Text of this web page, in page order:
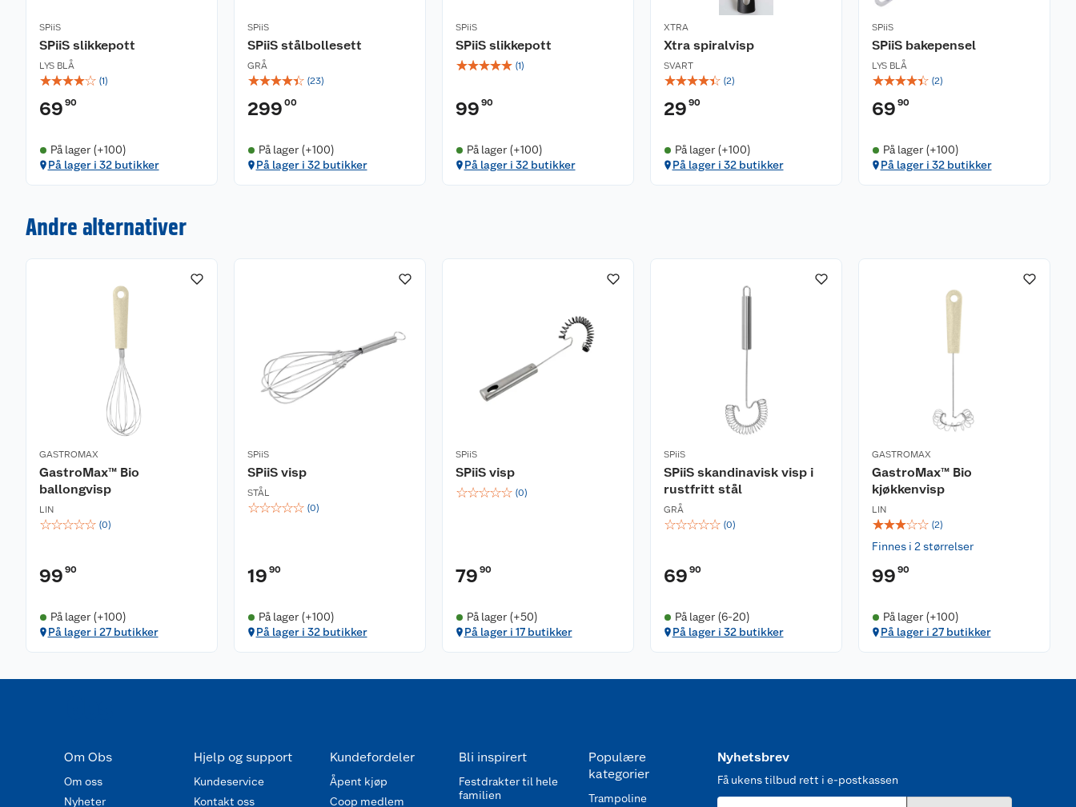
SPiiS
SPiiS slikkepott
LYS BLÅ
☆☆☆☆☆ (1)
69 90
På lager (+100)
På lager i 32 butikker
SPiiS
SPiiS stålbollesett
GRÅ
☆☆☆☆☆ (23)
299 00
På lager (+100)
På lager i 32 butikker
SPiiS
SPiiS slikkepott
☆☆☆☆☆ (1)
99 90
På lager (+100)
På lager i 32 butikker
XTRA
Xtra spiralvisp
SVART
☆☆☆☆☆ (2)
29 90
På lager (+100)
På lager i 32 butikker
SPiiS
SPiiS bakepensel
LYS BLÅ
☆☆☆☆☆ (2)
69 90
På lager (+100)
På lager i 32 butikker
Andre alternativer
GASTROMAX
GastroMax™ Bio
ballongvisp
LIN
☆☆☆☆☆ (0)
99 90
På lager (+100)
På lager i 27 butikker
SPiiS
SPiiS visp
STÅL
☆☆☆☆☆ (0)
19 90
På lager (+100)
På lager i 32 butikker
SPiiS
SPiiS visp
☆☆☆☆☆ (0)
79 90
På lager (+50)
På lager i 17 butikker
SPiiS
SPiiS skandinavisk visp i
rustfritt stål
GRÅ
☆☆☆☆☆ (0)
69 90
På lager (6-20)
På lager i 32 butikker
GASTROMAX
GastroMax™ Bio
kjøkkenvisp
LIN
☆☆☆☆☆ (2)
Finnes i 2 størrelser
99 90
På lager (+100)
På lager i 27 butikker
Om Obs
Om oss
Nyheter
Hjelp og support
Kundeservice
Kontakt oss
Kundefordeler
Åpent kjøp
Coop medlem
Bli inspirert
Festdrakter til hele
familien
Populære
kategorier
Trampoline
Nyhetsbrev
Få ukens tilbud rett i e-postkassen